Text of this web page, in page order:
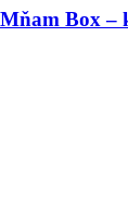
Box –